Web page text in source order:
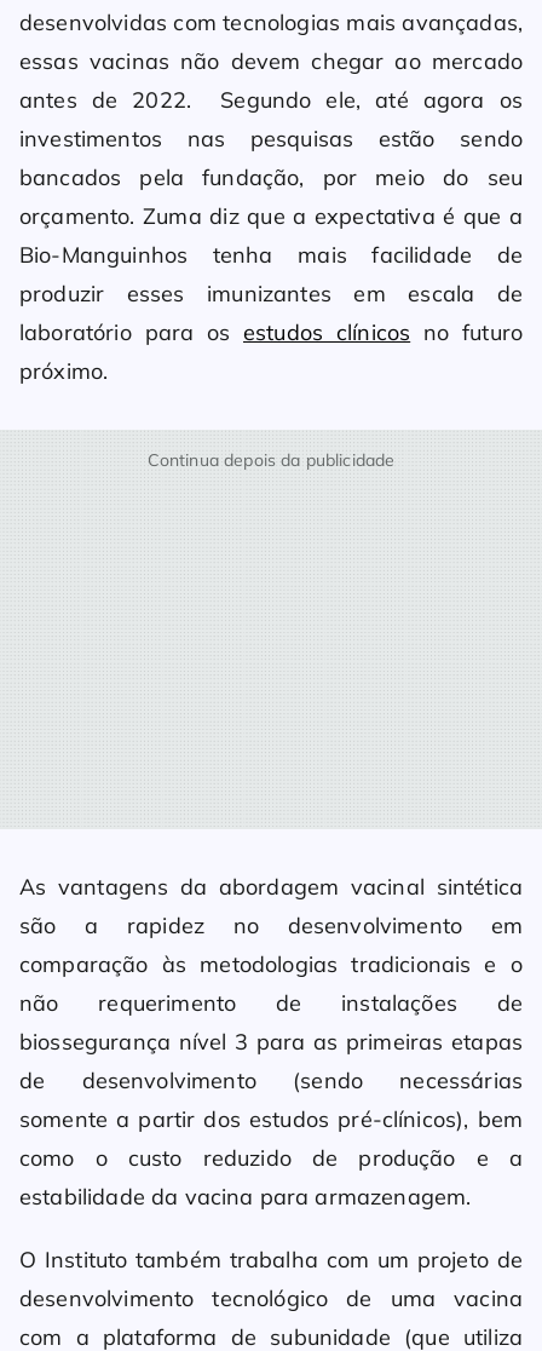
desenvolvidas com tecnologias mais avançadas,
essas vacinas não devem chegar ao mercado
antes de 2022. Segundo ele, até agora os
investimentos nas pesquisas estão sendo
bancados pela fundação, por meio do seu
orçamento. Zuma diz que a expectativa é que a
Bio-Manguinhos tenha mais facilidade de
produzir esses imunizantes em escala de
laboratório para osestudos clínicos no futuro
próximo.
Continua depois da publicidade
As vantagens da abordagem vacinal sintética
são a rapidez no desenvolvimento em
comparação às metodologias tradicionais e o
não requerimento de instalações de
biossegurança nível 3 para as primeiras etapas
de desenvolvimento (sendo necessárias
somente a partir dos estudos pré-clínicos), bem
como o custo reduzido de produção e a
estabilidade da vacina para armazenagem.
O Instituto também trabalha com um projeto de
desenvolvimento tecnológico de uma vacina
com a plataforma de subunidade (que utiliza